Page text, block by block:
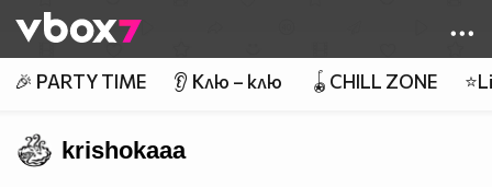
👾
🎉 PARTY TIME 👂 Клю – клю 🪀CHILL ZONE
krishokaaa